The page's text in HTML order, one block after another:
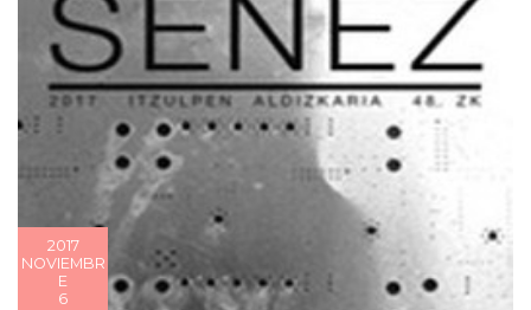
2017
NOVIEMBR
E
6